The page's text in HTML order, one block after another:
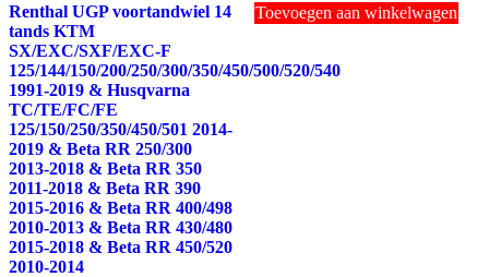
Renthal UGP voortandwiel 14
tands KTM
SX/EXC/SXF/EXC-F
125/144/150/200/250/300/350/450/500/520/540
1991-2019 & Husqvarna
TC/TE/FC/FE
125/150/250/350/450/501 2014-
2019 & Beta RR 250/300
2013-2018 & Beta RR 350
2011-2018 & Beta RR 390
2015-2016 & Beta RR 400/498
2010-2013 & Beta RR 430/480
2015-2018 & Beta RR 450/520
2010-2014
Toevoegen aan winkelwagen